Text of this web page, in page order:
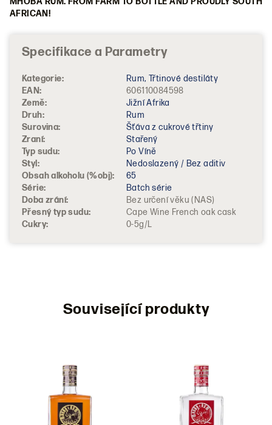
AFRICAN!
Kategorie:
Rum, Třtinové destiláty
EAN:
606110084598
Země:
Jižní Afrika
Druh:
Rum
Surovina:
Šťáva z cukrové třtiny
Zraní:
Stařený
Typ sudu:
Po Víně
Styl :
Nedoslazený / Bez aditiv
Obsah alkoholu (%obj):
65
Série:
Batch série
Doba zrání:
Bez určení věku (NAS)
Přesný typ sudu:
Cape Wine French oak cask
Cukry: 0-5g/L
Související produkty